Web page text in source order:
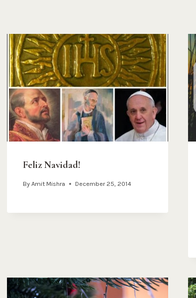
Feliz Navidad!
By Amit Mishra December 25, 2014